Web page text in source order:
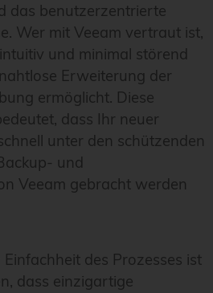
das benutzerzentrierte
Wer mit Veeam vertraut ist,
und minimal störend
Erweiterung der
ermöglicht. Diese
dass Ihr neuer
unter den schützenden
und
Veeam gebracht werden
des Prozesses ist
dass einzigartige